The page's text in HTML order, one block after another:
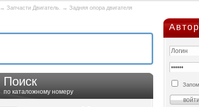
→ Запчасти Двигатель. → Задняя опора двигателя
Поиск
по каталожному номеру